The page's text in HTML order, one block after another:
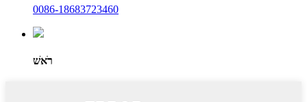
0086-18683723460
רֹאשׁ